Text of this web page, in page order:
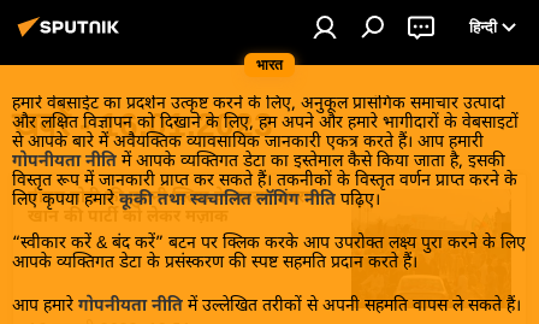
भारत
हिन्दी
हमारे वेबसाईट का प्रदर्शन उत्कृष्ट करने के लिए, अनुकूल प्रासंगिक समाचार उत्पादों
और लक्षित विज्ञापन को दिखाने के लिए, हम अपने और हमारे भागीदारों के वेबसाइटों
से आपके बारे में अवैयक्तिक व्यावसायिक जानकारी एकत्र करते हैं। आप हमारी
गोपनीयता नीति में आपके व्यक्तिगत डेटा का इस्तेमाल कैसे किया जाता है, इसकी
विस्तृत रूप में जानकारी प्राप्त कर सकते हैं। तकनीकों के विस्तृत वर्णन प्राप्त करने के
लिए कृपया हमारे कूकी तथा स्वचालित लॉगिंग नीति पढ़िए।
“स्वीकार करें & बंद करें” बटन पर क्लिक करके आप उपरोक्त लक्ष्य पुरा करने के लिए
आपके व्यक्तिगत डेटा के प्रसंस्करण की स्पष्ट सहमति प्रदान करते हैं।
आप हमारे गोपनीयता नीति में उल्लेखित तरीकों से अपनी सहमति वापस ले सकते हैं।
खबरें - 16.01.2023
पीएम मोदी की पुरानी क्लिप के कारण इमरान
खान की पार्टी को लेकर मज़ाक